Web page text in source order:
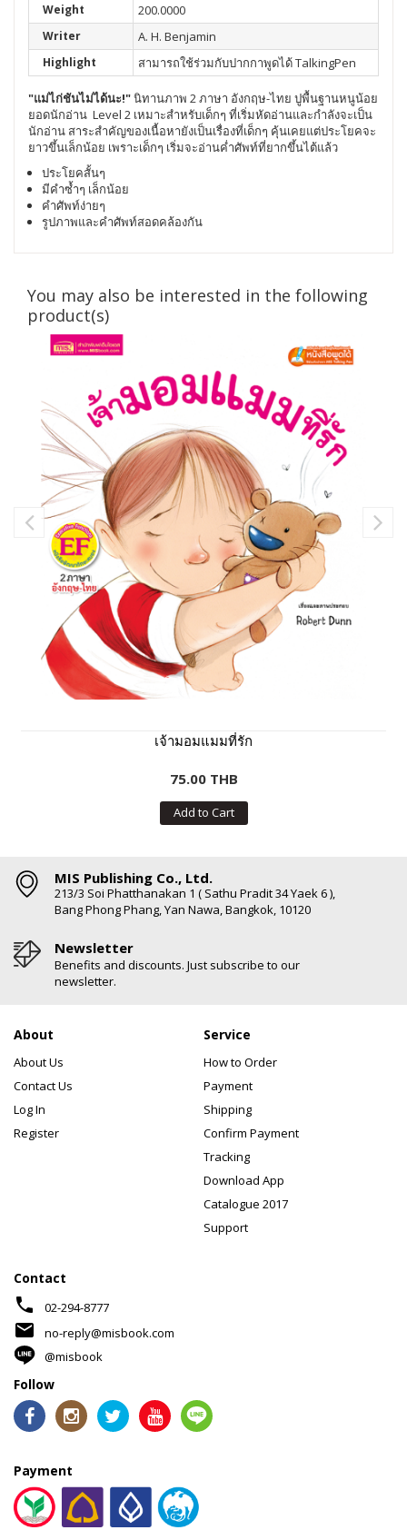
Weight 200.0000
Writer A. H. Benjamin
Highlight สามารถใช้ร่วมกับปากกาพูดได้ TalkingPen
"แม่ไก่ชันไม่ได้นะ!"นิทานภาพ 2 ภาษา อังกฤษ-ไทย ปูพื้นฐานหนูน้อย
ยอดนักอ่าน Level 2 เหมาะสำหรับเด็กๆ ที่เริ่มหัดอ่านและกำลังจะเป็น
นักอ่าน สาระสำคัญของเนื้อหายังเป็นเรื่องที่เด็กๆ คุ้นเคยแต่ประโยคจะ
ยาวขึ้นเล็กน้อย เพราะเด็กๆ เริ่มจะอ่านค่ำศัพท์ที่ยากขึ้นไต้แล้ว
ประโยคสั้นๆ
มีคำซ้ำๆ เล็กน้อย
คำศัพท์ง่ายๆ
รูปภาพและคำศัพท์สอดคล้องกัน
You may also be interested in the following
product(s)
เจ้ามอมแมมที่รัก
75.00 THB
Add to Cart
MIS Publishing Co., Ltd.
213/3 Soi Phatthanakan 1 ( Sathu Pradit 34 Yaek 6 ),
Bang Phong Phang, Yan Nawa, Bangkok, 10120
Newsletter
Benefits and discounts. Just subscribe to our
newsletter.
About
About Us
Contact Us
Log In
Register
Service
How to Order
Payment
Shipping
Confirm Payment
Tracking
Download App
Catalogue 2017
Support
Contact
phone 02-294-8777
mail
no-reply@misbook.com
@misbook
Follow
Payment